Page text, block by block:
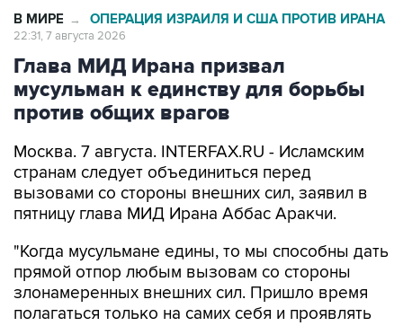
Глава МИД Ирана призвал
мусульман к единству для борьбы
против общих врагов
Москва. 7 августа. INTERFAX.RU - Исламским
вызовами со стороны внешних сил, заявил в
пятницу глава МИД Ирана Аббас Аракчи.
"Когда мусульмане едины, то мы способны дать
злонамеренных внешних сил. Пришло время
полагаться только на самих себя и проявлять
сплоченность в духе истинного братства", -
написал министр в соцсети Х.